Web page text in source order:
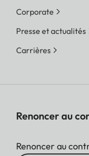
Corporate
Presse et actualités
Carrières
Renoncer au
Renoncer au